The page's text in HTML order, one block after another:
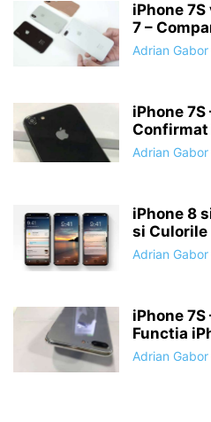
iPhone
7 –
Adrian Gabor
iPhone 7S
Confirmat
Adrian Gabor
iPhone 8
si Culorile
Adrian Gabor
iPhone
Functia
Adrian Gabor